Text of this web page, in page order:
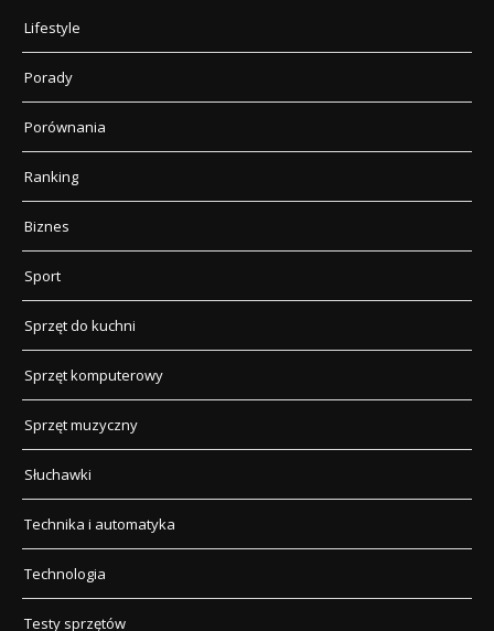
Lifestyle
Porady
Porównania
Ranking
Biznes
Sport
Sprzęt do kuchni
Sprzęt komputerowy
Sprzęt muzyczny
Słuchawki
Technika i automatyka
Technologia
Testy sprzętów